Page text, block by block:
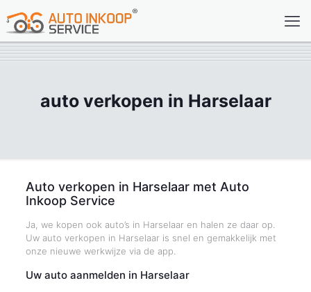
auto verkopen in Harselaar
Auto verkopen in Harselaar met Auto
Inkoop Service
Ja, we kopen ook auto’s in Harselaar en halen ze daar op.
Uw auto verkopen in Harselaar is snel en gemakkelijk met
onze nieuwe werkwijze via de app.
Uw auto aanmelden in Harselaar